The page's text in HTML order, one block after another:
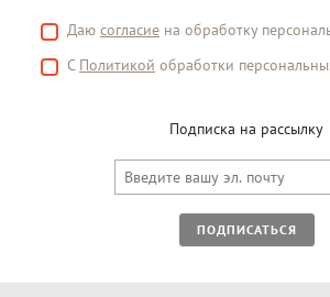
Даю согласие на обработку
С Политикой обработки
Подписка на рассылку
ПОДПИСАТЬСЯ